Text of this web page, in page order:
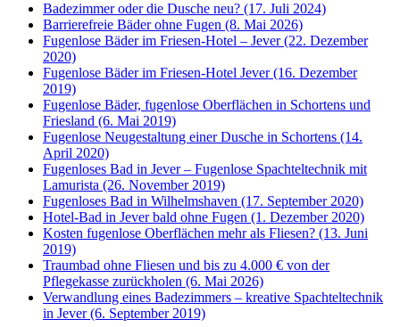
Badezimmer oder die Dusche neu? (17. Juli 2024)
Barrierefreie Bäder ohne Fugen (8. Mai 2026)
Fugenlose Bäder im Friesen-Hotel – Jever (22. Dezember
2020)
Fugenlose Bäder im Friesen-Hotel Jever (16. Dezember
2019)
Fugenlose Bäder, fugenlose Oberflächen in Schortens und
Friesland (6. Mai 2019)
Fugenlose Neugestaltung einer Dusche in Schortens (14.
April 2020)
Fugenloses Bad in Jever – Fugenlose Spachteltechnik mit
Lamurista (26. November 2019)
Fugenloses Bad in Wilhelmshaven (17. September 2020)
Hotel-Bad in Jever bald ohne Fugen (1. Dezember 2020)
Kosten fugenlose Oberflächen mehr als Fliesen? (13. Juni
2019)
Traumbad ohne Fliesen und bis zu 4.000 € von der
Pflegekasse zurückholen (6. Mai 2026)
Verwandlung eines Badezimmers – kreative Spachteltechnik
in Jever (6. September 2019)